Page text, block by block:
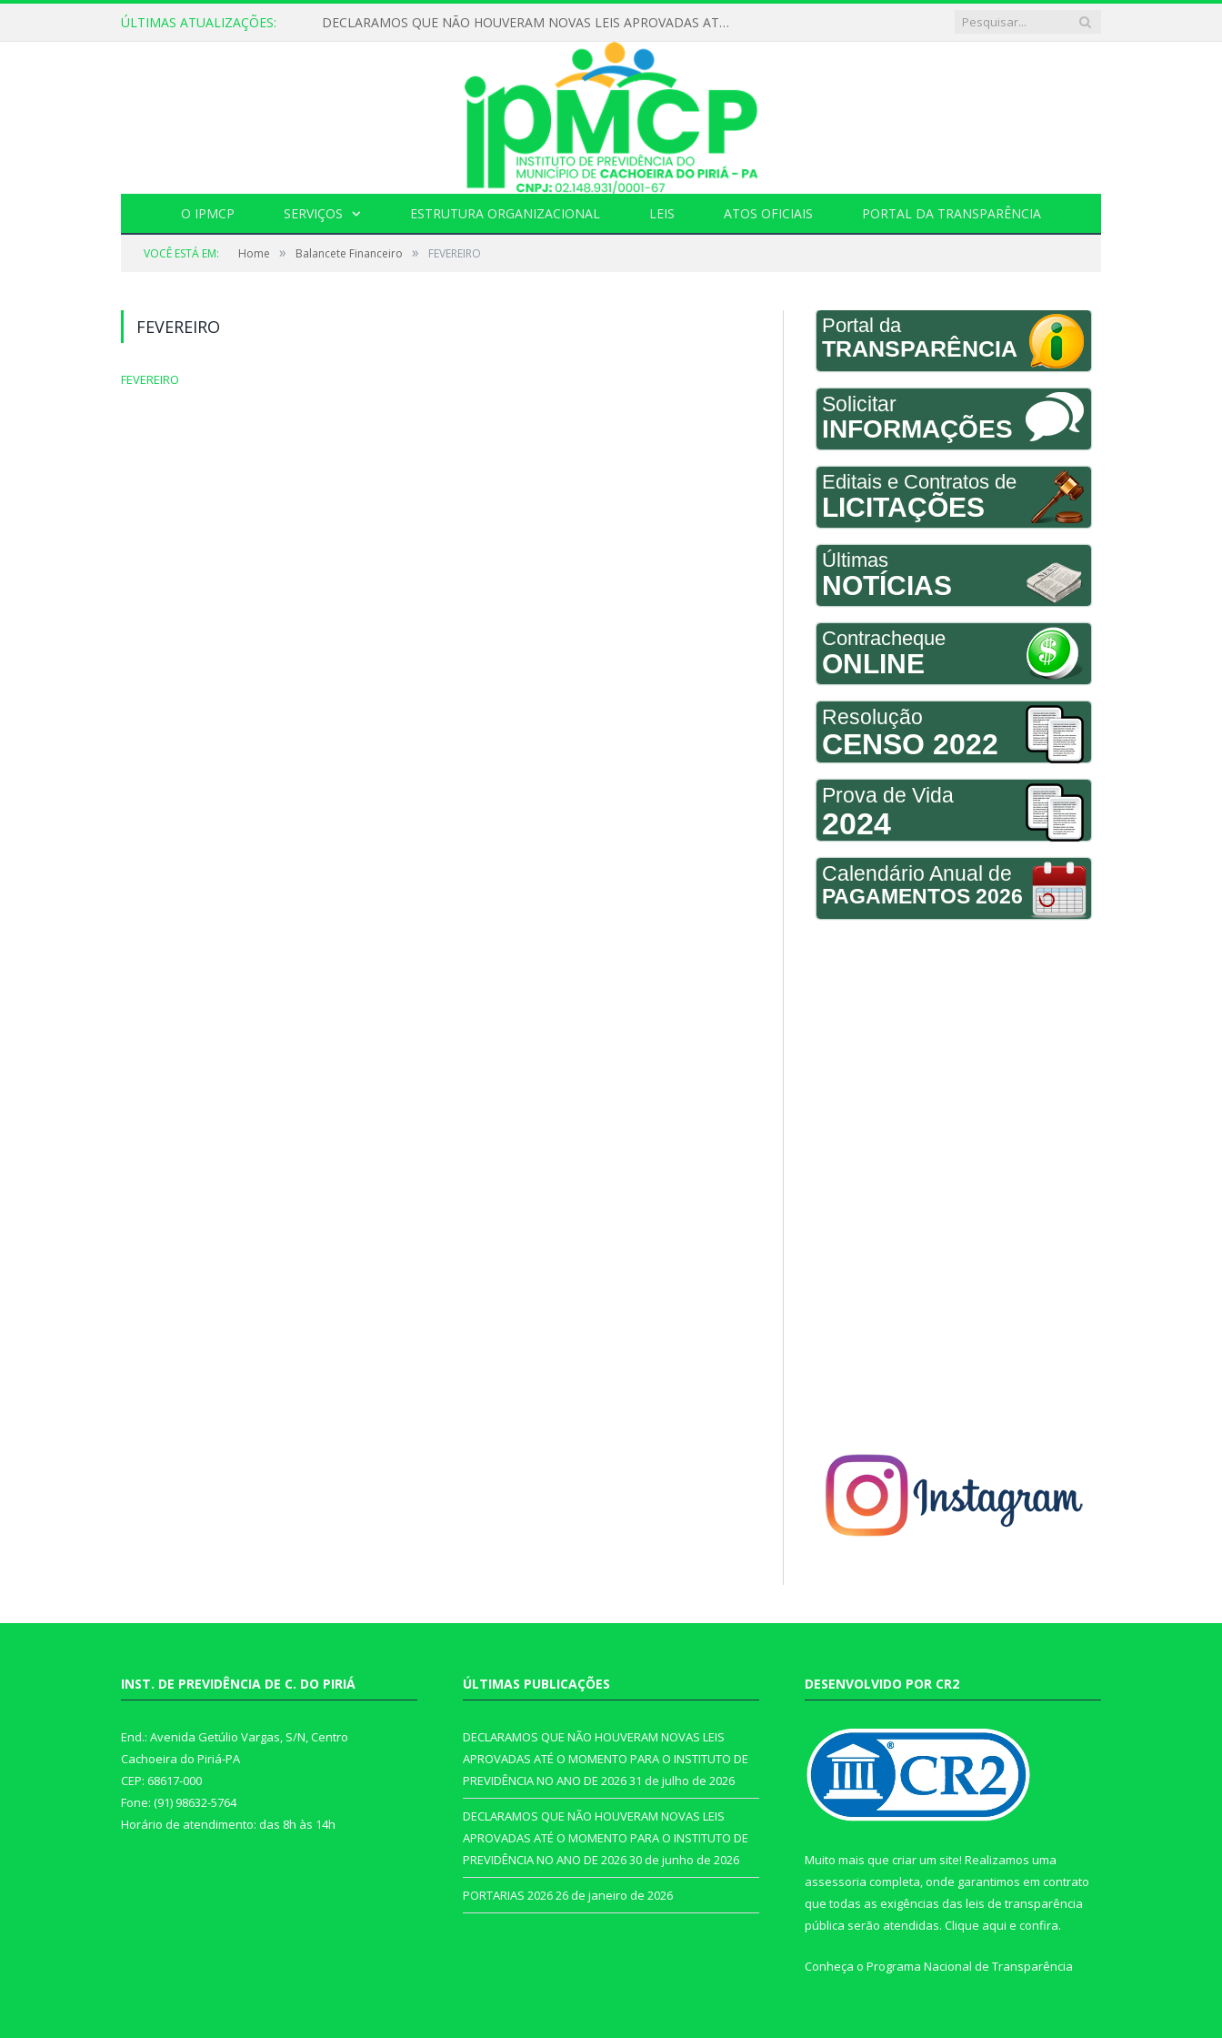
ÚLTIMAS ATUALIZAÇÕES: DECLARAMOS QUE NÃO HOUVERAM NOVAS LEIS APROVADAS ATÉ O MOMENTO PARA O INSTITUTO DE PREVIDÊNCIA NO ANO DE 2026
O IPMCP SERVIÇOS ESTRUTURA ORGANIZACIONAL LEIS ATOS OFICIAIS PORTAL DA TRANSPARÊNCIA
VOCÊ ESTÁ EM: Home » Balancete Financeiro » FEVEREIRO
FEVEREIRO
FEVEREIRO
Portal da
TRANSPARÊNCIA
Solicitar
INFORMAÇÕES
Editais e Contratos de
LICITAÇÕES
Últimas
NOTÍCIAS
Contracheque
ONLINE
Resolução
CENSO 2022
Prova de Vida
2024
Calendário Anual de
PAGAMENTOS 2026
INST. DE PREVIDÊNCIA DE C. DO PIRIÁ
End.: Avenida Getúlio Vargas, S/N, Centro
Cachoeira do Piriá-PA
CEP: 68617-000
Fone: (91) 98632-5764
Horário de atendimento: das 8h às 14h
ÚLTIMAS PUBLICAÇÕES
DECLARAMOS QUE NÃO HOUVERAM NOVAS LEIS
APROVADAS ATÉ O MOMENTO PARA O INSTITUTO DE
PREVIDÊNCIA NO ANO DE 202631 de julho de 2026
DECLARAMOS QUE NÃO HOUVERAM NOVAS LEIS
APROVADAS ATÉ O MOMENTO PARA O INSTITUTO DE
PREVIDÊNCIA NO ANO DE 202630 de junho de 2026
PORTARIAS 202626 de janeiro de 2026
DESENVOLVIDO POR CR2
Muito mais que criar um site! Realizamos uma
assessoria completa, onde garantimos em contrato
que todas as exigências das leis de transparência
pública serão atendidas. Clique aqui e confira.
Conheça o Programa Nacional de Transparência